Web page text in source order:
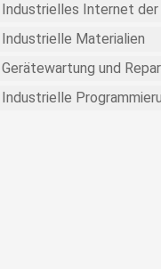
Industrielles Internet der
Industrielle Materialien
Gerätewartung und
Industrielle